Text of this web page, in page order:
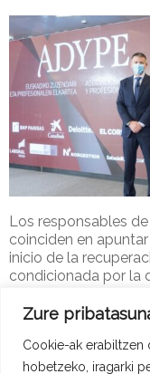
Zure
Cookie-ak erabiltzen
hobetzeko, iragarki
Los responsables
coinciden en
inicio de la
condicionada por la
Adype-2 25